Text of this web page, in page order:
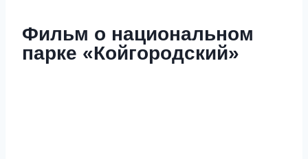
Фильм о национальном
парке «Койгородский»